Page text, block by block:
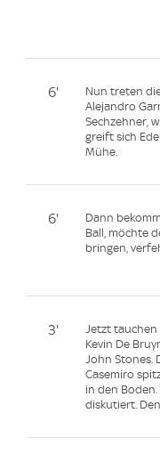
6'
Nun treten
Alejandro
Sechzehner,
greift sich
Mühe.
6'
Dann
Ball, möchte
bringen,
3'
Jetzt
Kevin De
John Stones.
Casemiro
in den
diskutiert.